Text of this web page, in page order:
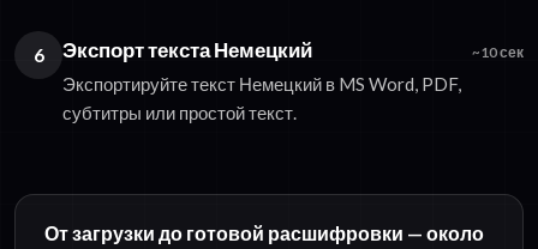
6 Экспорт текста Немецкий ~10 сек
Экспортируйте текст Немецкий в MS Word, PDF,
субтитры или простой текст.
От загрузки до готовой расшифровки — около